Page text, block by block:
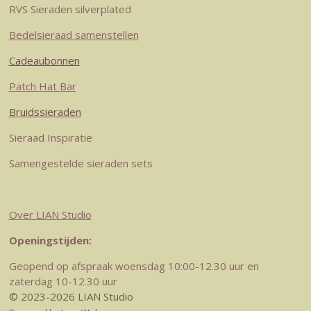
RVS Sieraden silverplated
Bedelsieraad samenstellen
Cadeaubonnen
Patch Hat Bar
Bruidssieraden
Sieraad Inspiratie
Samengestelde sieraden sets
Over LIAN Studio
Openingstijden:
Geopend op afspraak woensdag 10:00-12.30 uur en
zaterdag 10-12.30 uur
© 2023-2026 LIAN Studio